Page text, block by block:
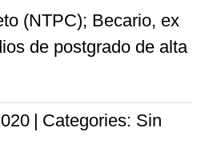
(NTPC); Becario, ex
de postgrado de alta
| Categories: Sin